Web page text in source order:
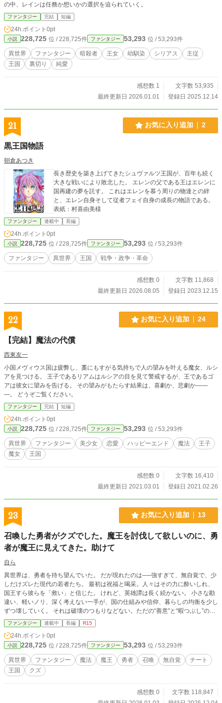
の中、レインは任務か想いかの選択を迫られていく。
ファンタジー 完結 短編
24h.ポイント 0pt
小説 228,725 位 / 228,725件 ファンタジー 53,293 位 / 53,293件
異世界 ファンタジー 暗殺者 王女 幼馴染 シリアス
主従
王国
裏切り 純愛
感想数 1
文字数 53,935
最終更新日 2026.01.01
登録日 2025.12.14
21 お気に入り追加 2
黒王国物語
朝倉あつき
長き歴史を築き上げてきたシュヴァルツ王国が、百年も続く
大きな戦いにより敗北した。 エレンの父である王はエレンに
国再建の夢を託す。 これはエレンを慕う周りの物達との絆
と、エレン自身そして従者フェイ自身の成長の物語である。
表紙：村喜由美様
ファンタジー 連載中 長編
24h.ポイント 0pt
小説 228,725 位 / 228,725件 ファンタジー 53,293 位 / 53,293件
ファンタジー 異世界 王国 戦争・政争・革命
感想数 0
文字数 11,868
最終更新日 2026.08.05
登録日 2023.12.15
22 お気に入り追加 24
【完結】魔法の代償
西東友一
小国メヴィウス国は疲弊し、藁にもすがる気持ちで人の望みを叶える魔女、ルシ
アを見つける。 王子であるリアムはルシアの目を見て警戒するが、王であるゴ
アは彼女に望みを告げる。 その望みがもたらす結果は、喜劇か、悲劇か――
―。 どうぞご覧ください。
ファンタジー 完結 短編
24h.ポイント 0pt
小説 228,725 位 / 228,725件 ファンタジー 53,293 位 / 53,293件
異世界 ファンタジー 美少女 恋愛 ハッピーエンド 魔法
王子
魔女
王国
感想数 0
文字数 16,410
最終更新日 2021.03.01
登録日 2021.02.26
23 お気に入り追加 13
召喚した勇者がクズでした。魔王を討伐して欲しいのに、勇
者が魔王に見えてきた。助けて
自ら
異世界は、勇者を待ち望んでいた。 だが現れたのは──強すぎて、無自覚で、少
しだけズレた現代の若者たち。 最初は祝福と喝采。人々はその力に酔いしれ、
国王すら彼らを「救い」と信じた。 けれど、英雄譚は長く続かない。 小さな勘
違い、軽いノリ、深く考えない一手が、国の仕組みや信仰、暮らしの均衡を少し
ずつ壊していく。 それは破壊のつもりなどない。ただの“善意”と“暇つぶし”の延
長。 だが世界は、静かに壊れていった。 王は迷い、魔王は冷静に見つめ、民衆
は熱狂し、やがて狂信と恐怖が入り混じる。 誰も「この結末」を望んだわけで
はないのに、歯車は止まらない。 これは、 「英雄」を信じすぎた世界の物語で
あり、 「無自覚な力」が招く悲喜劇を描く、風刺とブラックコメディの物語。
ファンタジー 連載中 長編 R15
24h.ポイント 0pt
小説 228,725 位 / 228,725件 ファンタジー 53,293 位 / 53,293件
異世界 ファンタジー 魔法 魔王 勇者 召喚 無自覚
チート
王国
クズ
感想数 0
文字数 118,847